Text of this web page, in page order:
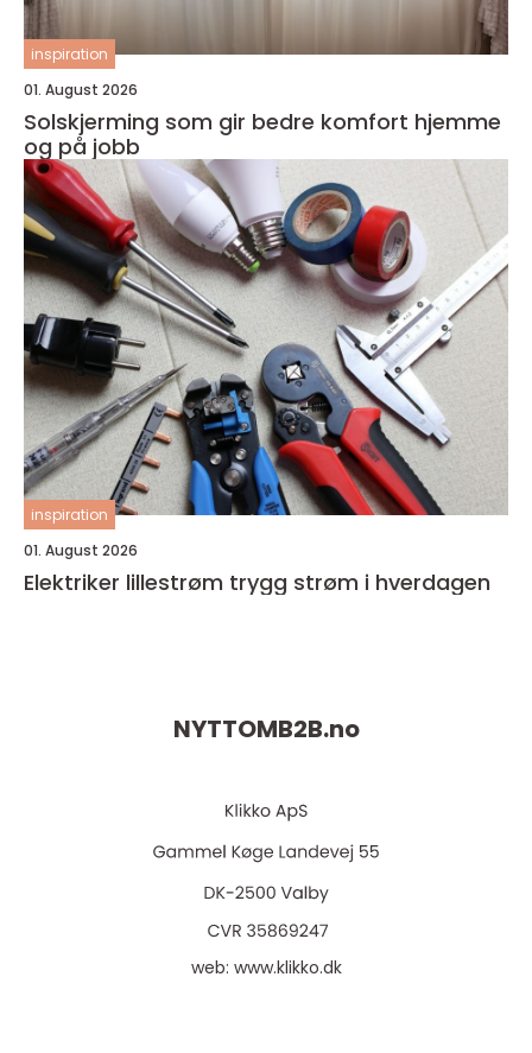
inspiration
01. August 2026
Solskjerming som gir bedre komfort hjemme
og på jobb
inspiration
01. August 2026
Elektriker lillestrøm trygg strøm i hverdagen
NYTTOMB2B.no
web: www.klikko.dk